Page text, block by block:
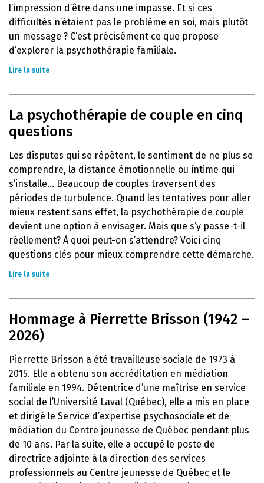
l’impression d’être dans une impasse. Et si ces
difficultés n’étaient pas le problème en soi, mais plutôt
un message ? C’est précisément ce que propose
d’explorer la psychothérapie familiale.
Lire la suite
La psychothérapie de couple en cinq
questions
Les disputes qui se répètent, le sentiment de ne plus se
comprendre, la distance émotionnelle ou intime qui
s’installe… Beaucoup de couples traversent des
périodes de turbulence. Quand les tentatives pour aller
mieux restent sans effet, la psychothérapie de couple
devient une option à envisager. Mais que s’y passe-t-il
réellement? À quoi peut-on s’attendre? Voici cinq
questions clés pour mieux comprendre cette démarche.
Lire la suite
Hommage à Pierrette Brisson (1942 –
2026)
Pierrette Brisson a été travailleuse sociale de 1973 à
2015. Elle a obtenu son accréditation en médiation
familiale en 1994. Détentrice d’une maîtrise en service
social de l’Université Laval (Québec), elle a mis en place
et dirigé le Service d’expertise psychosociale et de
médiation du Centre jeunesse de Québec pendant plus
de 10 ans. Par la suite, elle a occupé le poste de
directrice adjointe à la direction des services
professionnels au Centre jeunesse de Québec et le